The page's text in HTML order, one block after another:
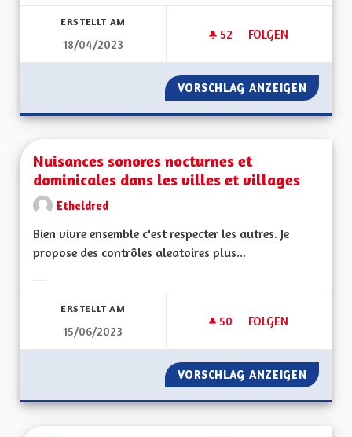
ERSTELLT AM
18/04/2023
52 52 FOLLOWER
FOLGEN
OEUVRER POUR
VORSCHLAG ANZEIGEN
Nuisances sonores nocturnes et
dominicales dans les villes et villages
Etheldred
Bien vivre ensemble c'est respecter les autres. Je
propose des contrôles aleatoires plus...
ERSTELLT AM
15/06/2023
50 50 FOLLOWER
FOLGEN
NUISANCES
VORSCHLAG ANZEIGEN